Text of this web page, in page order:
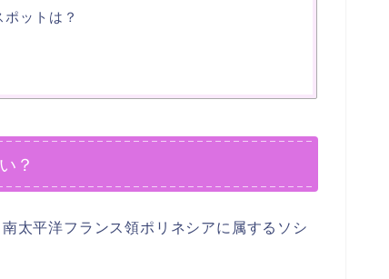
ットは？
？
太平洋フランス領ポリネシアに属するソシ